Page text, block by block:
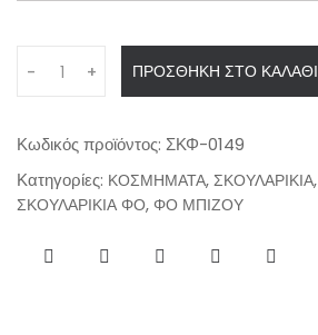
n
i
t
- + ΠΡΟΣΘΉΚΗ ΣΤΟ ΚΑΛΆΘΙ
Κωδικός προϊόντος: ΣΚΦ-0149
Κατηγορίες: ΚΟΣΜΗΜΑΤΑ, ΣΚΟΥΛΑΡΙΚΙΑ,
ΣΚΟΥΛΑΡΙΚΙΑ ΦΟ, ΦΟ ΜΠΙΖΟΥ